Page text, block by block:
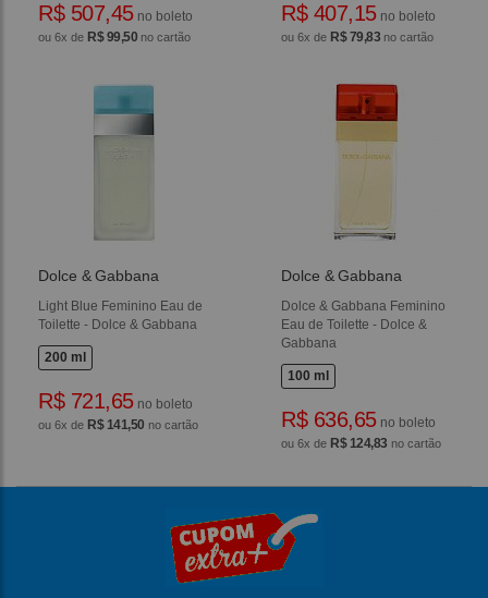
R$ 507,45no boleto
ou 6x de R$ 99,50 no cartão
R$ 407,15no boleto
ou 6x de R$ 79,83 no cartão
Dolce & Gabbana
Light Blue Feminino Eau de
Toilette - Dolce & Gabbana
200 ml
R$ 721,65no boleto
ou 6x de R$ 141,50 no cartão
Dolce & Gabbana
Dolce & Gabbana Feminino
Eau de Toilette - Dolce &
Gabbana
100 ml
R$ 636,65no boleto
ou 6x de R$ 124,83 no cartão